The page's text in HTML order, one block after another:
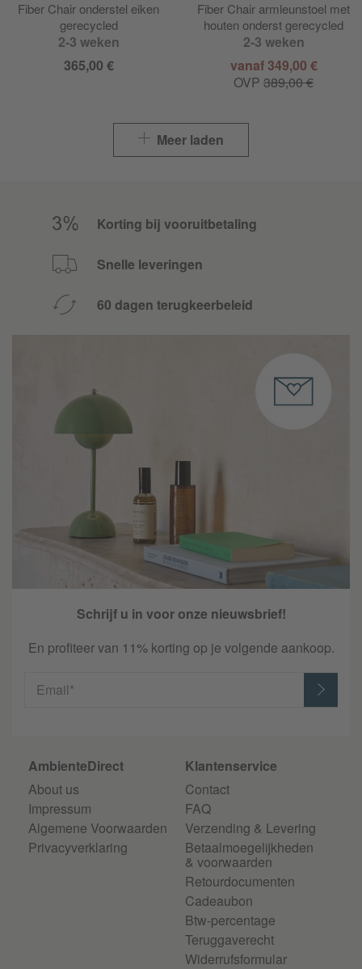
Fiber Chair onderstel eiken
gerecycled
2-3 weken
365,00 €
Fiber Chair armleunstoel met
houten onderst gerecycled
2-3 weken
vanaf 349,00 €
OVP 389,00 €
Meer laden
Korting bij vooruitbetaling
Snelle leveringen
60 dagen terugkeerbeleid
Schrijf u in voor onze nieuwsbrief!
En profiteer van 11% korting op je volgende aankoop.
Email*
AmbienteDirect
About us
Impressum
Algemene Voorwaarden
Privacyverklaring
Klantenservice
Contact
FAQ
Verzending & Levering
Betaalmoegelijkheden
& voorwaarden
Retourdocumenten
Cadeaubon
Btw-percentage
Teruggaverecht
Widerrufsformular